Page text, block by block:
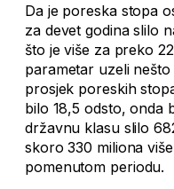
Da je poreska stopa
za devet godina slilo
što je više za preko
parametar uzeli
prosjek poreskih
bilo 18,5 odsto, onda
državnu klasu slilo
skoro 330 miliona
pomenutom periodu.